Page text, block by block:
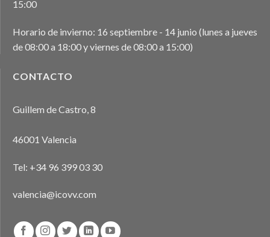
15:00
Horario de invierno: 16 septiembre - 14 junio (lunes a jueves
de 08:00 a 18:00 y viernes de 08:00 a 15:00)
CONTACTO
Guillem de Castro, 8
46001 Valencia
Tel: +34 96 399 03 30
valencia@icovv.com